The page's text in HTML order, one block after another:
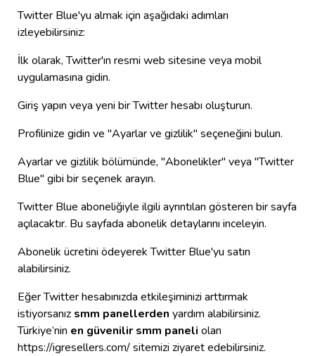
Twitter Blue'yu almak için aşağıdaki adımları
izleyebilirsiniz:
İlk olarak, Twitter'ın resmi web sitesine veya mobil
uygulamasına gidin.
Giriş yapın veya yeni bir Twitter hesabı oluşturun.
Profilinize gidin ve "Ayarlar ve gizlilik" seçeneğini bulun.
Ayarlar ve gizlilik bölümünde, "Abonelikler" veya "Twitter
Blue" gibi bir seçenek arayın.
Twitter Blue aboneliğiyle ilgili ayrıntıları gösteren bir sayfa
açılacaktır. Bu sayfada abonelik detaylarını inceleyin.
Abonelik ücretini ödeyerek Twitter Blue'yu satın
alabilirsiniz.
Eğer Twitter hesabınızda etkileşiminizi arttırmak
istiyorsanız smm panellerden yardım alabilirsiniz.
Türkiye’nin en güvenilir smm paneli olan
https://igresellers.com/ sitemizi ziyaret edebilirsiniz.